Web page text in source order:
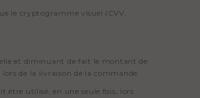
le cryptogramme visuel (CVV,
et diminuant de fait le montant de
de la livraison de la commande.
être utilisé, en une seule fois, lors